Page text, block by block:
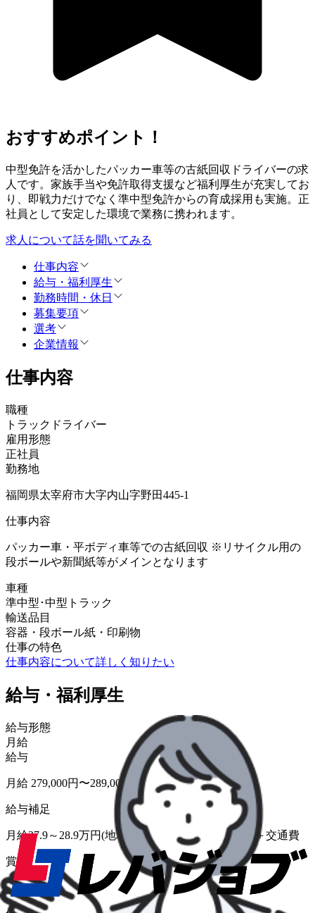
おすすめポイント！
中型免許を活かしたパッカー車等の古紙回収ドライバーの求
人です。家族手当や免許取得支援など福利厚生が充実してお
り、即戦力だけでなく準中型免許からの育成採用も実施。正
社員として安定した環境で業務に携われます。
求人について話を聞いてみる
仕事内容
給与・福利厚生
勤務時間・休日
募集要項
選考
企業情報
仕事内容
職種
トラックドライバー
雇用形態
正社員
勤務地
福岡県太宰府市大字内山字野田445-1
仕事内容
パッカー車・平ボディ車等での古紙回収 ※リサイクル用の
段ボールや新聞紙等がメインとなります
車種
準中型･中型トラック
輸送品目
容器・段ボール紙・印刷物
仕事の特色
仕事内容について詳しく知りたい
給与・福利厚生
給与形態
月給
給与
月給 279,000円〜289,000円
給与補足
月給27.9～28.9万円(地域により異なる)＋各種手当＋交通費
賞与
年2回